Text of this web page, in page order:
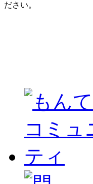
ださい。